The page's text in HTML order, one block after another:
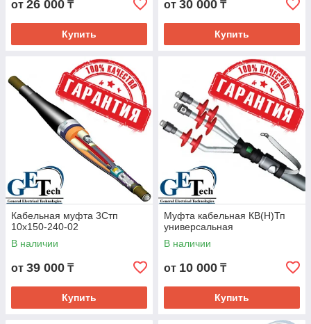
от 26 000 ₸
Купить
от 30 000 ₸
Купить
Кабельная муфта 3Стп
10х150-240-02
В наличии
от 39 000 ₸
Купить
Муфта кабельная КВ(Н)Тп
универсальная
В наличии
от 10 000 ₸
Купить